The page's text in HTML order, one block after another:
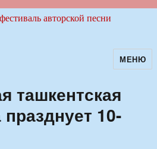
авторскойМЕНЮ
ташкентская
празднует 10-